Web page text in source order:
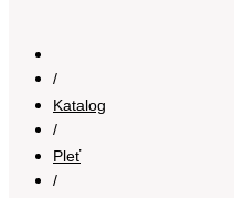
/
Katalog
/
Pleť
/